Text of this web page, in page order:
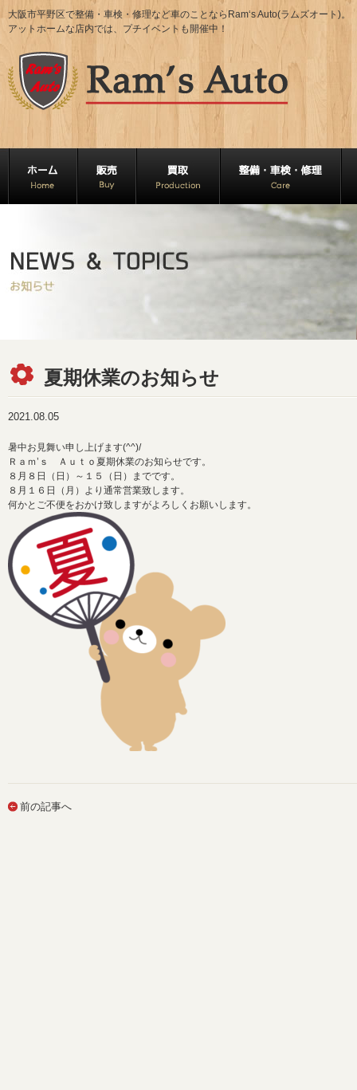
大阪市平野区で整備・車検・修理など車のことならRam‘s Auto(ラムズオート)。
アットホームな店内では、プチイベントも開催中！
夏期休業のお知らせ
2021.08.05
暑中お見舞い申し上げます(^^)/
Ｒａｍ’ｓ Ａｕｔｏ夏期休業のお知らせです。
８月８日（日）～１５（日）までです。
８月１６日（月）より通常営業致します。
何かとご不便をおかけ致しますがよろしくお願いします。
前の記事へ